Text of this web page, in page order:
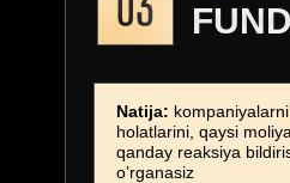
Natija:
holatlarini, qaysi
qanday reaksiya
o’rganasiz
- 5 ta $50 000 lik prop shot
- 10 ta $30 000 lik prop shot
nazariy, 2-oy praktika)
Investitsiya va treydingda
daromad kitobi